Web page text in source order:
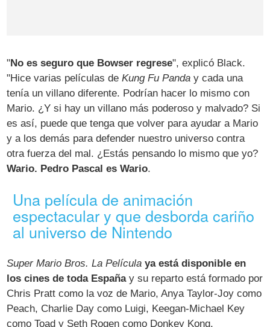
"No es seguro que Bowser regrese", explicó Black.
"Hice varias películas deKung Fu Panda y cada una
tenía un villano diferente. Podrían hacer lo mismo con
Mario. ¿Y si hay un villano más poderoso y malvado? Si
es así, puede que tenga que volver para ayudar a Mario
y a los demás para defender nuestro universo contra
otra fuerza del mal. ¿Estás pensando lo mismo que yo?
Wario. Pedro Pascal es Wario.
Una película de animación
espectacular y que desborda cariño
al universo de Nintendo
Super Mario Bros. La Película ya está disponible en
los cines de toda Españay su reparto está formado por
Chris Pratt como la voz de Mario, Anya Taylor-Joy como
Peach, Charlie Day como Luigi, Keegan-Michael Key
como Toad y Seth Rogen como Donkey Kong.